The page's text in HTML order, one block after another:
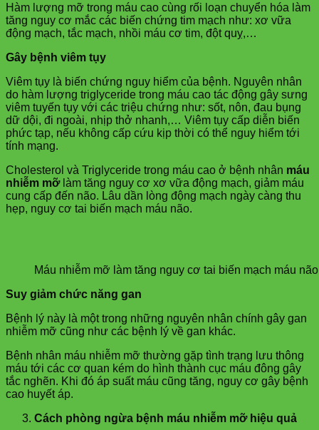
Hàm lượng mỡ trong máu cao cùng rối loạn chuyển hóa làm
tăng nguy cơ mắc các biến chứng tim mạch như: xơ vữa
động mạch, tắc mạch, nhồi máu cơ tim, đột quỵ,…
Gây bệnh viêm tụy
Viêm tụy là biến chứng nguy hiểm của bệnh. Nguyên nhân
do hàm lượng triglyceride trong máu cao tác động gây sưng
viêm tuyến tụy với các triệu chứng như: sốt, nôn, đau bụng
dữ dội, đi ngoài, nhịp thở nhanh,… Viêm tụy cấp diễn biến
phức tạp, nếu không cấp cứu kịp thời có thể nguy hiểm tới
tính mạng.
Cholesterol và Triglyceride trong máu cao ở bệnh nhân máu
nhiễm mỡ làm tăng nguy cơ xơ vữa động mạch, giảm máu
cung cấp đến não. Lâu dần lòng động mạch ngày càng thu
hẹp, nguy cơ tai biến mạch máu não.
Máu nhiễm mỡ làm tăng nguy cơ tai biến mạch máu não
Suy giảm chức năng gan
Bệnh lý này là một trong những nguyên nhân chính gây gan
nhiễm mỡ cũng như các bệnh lý về gan khác.
Bệnh nhân máu nhiễm mỡ thường gặp tình trạng lưu thông
máu tới các cơ quan kém do hình thành cục máu đông gây
tắc nghẽn. Khi đó áp suất máu cũng tăng, nguy cơ gây bệnh
cao huyết áp.
Cách phòng ngừa bệnh máu nhiễm mỡ hiệu quả